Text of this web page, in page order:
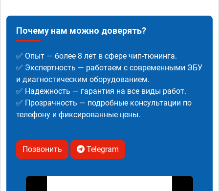
Почему нам можно доверять?
✅ Опыт — более 8 лет в сфере чип-тюнинга.
✅ Экспертность — работаем с современными ЭБУ
и диагностическим оборудованием.
✅ Надежность — гарантия на все виды работ.
✅ Прозрачность — подробные консультации по
телефону и фиксированные цены.
Позвонить Telegram